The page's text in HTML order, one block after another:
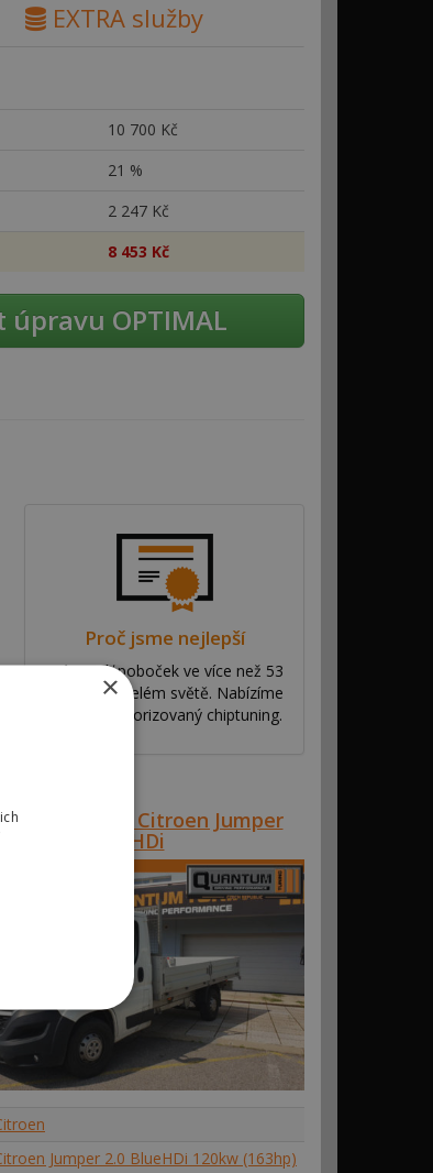
EXTRA služby
10 700 Kč
21 %
2 247 Kč
8 453 Kč
úpravu OPTIMAL
Proč jsme nejlepší
Máme síť poboček ve více než 53
zemích po celém světě. Nabízíme
výhradní autorizovaný chiptuning.
#00819 – Citroen Jumper
2.0BlueHDi
Jumper 2.0 BlueHDi 120kw (163hp)
×